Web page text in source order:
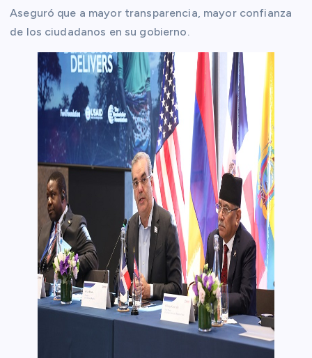
Aseguró que a mayor transparencia, mayor confianza
de los ciudadanos en su gobierno.